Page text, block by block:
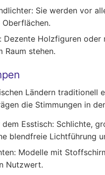
Sie werden vor
Dezente Holzfiguren oder
Raum stehen.
Ländern traditionell
die Stimmungen in
Esstisch: Schlichte,
blendfreie Lichtführung
Modelle mit
Nutzwert.